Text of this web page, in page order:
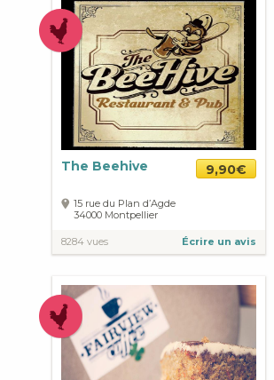
The Beehive 9,90€
15 rue du Plan d’Agde
34000 Montpellier
8284 vues Écrire un avis